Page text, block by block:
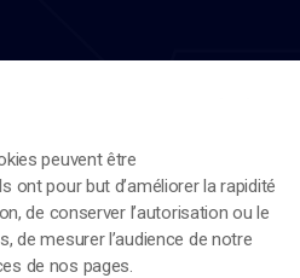
peuvent être
ont pour but d’améliorer la rapidité
de conserver l’autorisation ou le
de mesurer l’audience de notre
de nos pages.